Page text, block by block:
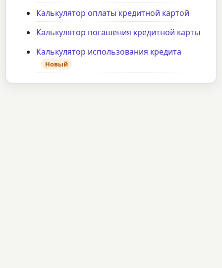
Калькулятор оплаты кредитной картой
Калькулятор погашения кредитной карты
Калькулятор использования кредита
Новый